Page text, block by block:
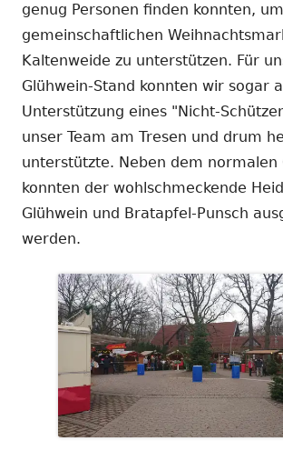
genug Personen finden konnten,
gemeinschaftlichen
Kaltenweide zu unterstützen. Für
Glühwein-Stand konnten wir sogar
Unterstützung eines "Nicht-
unser Team am Tresen und drum
unterstützte. Neben dem normalen
konnten der wohlschmeckende
Glühwein und Bratapfel-Punsch
werden.